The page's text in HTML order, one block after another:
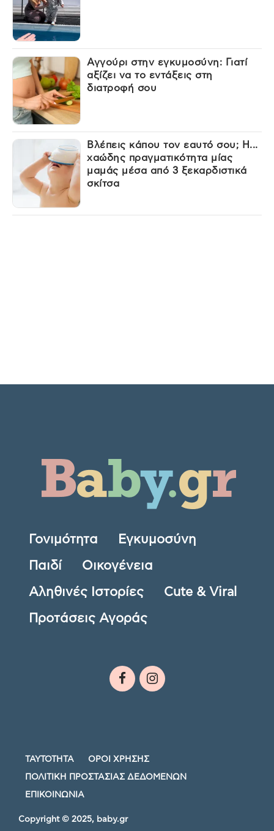
Αγγούρι στην εγκυμοσύνη: Γιατί
αξίζει να το εντάξεις στη
διατροφή σου
Βλέπεις κάπου τον εαυτό σου; Η...
χαώδης πραγματικότητα μίας
μαμάς μέσα από 3 ξεκαρδιστικά
σκίτσα
Γονιμότητα Εγκυμοσύνη
Παιδί Οικογένεια
Αληθινές Ιστορίες Cute & Viral
Προτάσεις Αγοράς
ΤΑΥΤΟΤΗΤΑ ΟΡΟΙ ΧΡΗΣΗΣ
ΠΟΛΙΤΙΚΗ ΠΡΟΣΤΑΣΙΑΣ ΔΕΔΟΜΕΝΩΝ
ΕΠΙΚΟΙΝΩΝΙΑ
Copyright © 2025, baby.gr